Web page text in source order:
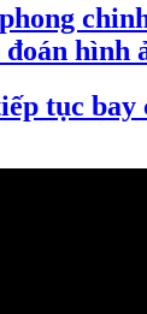
hình
tục bay